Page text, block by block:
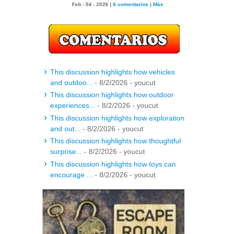
Feb - 04 - 2026 | 6 comentarios | Más
This discussion highlights how vehicles
and outdoo...
- 8/2/2026 - youcut
This discussion highlights how outdoor
experiences... - 8/2/2026 - youcut
This discussion highlights how exploration
and out...
- 8/2/2026 - youcut
This discussion highlights how thoughtful
surprise... - 8/2/2026 - youcut
This discussion highlights how toys can
encourage ...
- 8/2/2026 - youcut